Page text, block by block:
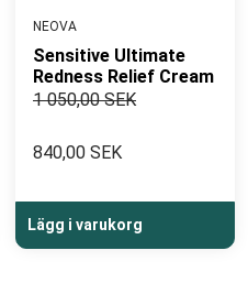
NEOVA
Sensitive Ultimate
Redness Relief Cream
1 050,00 SEK
840,00 SEK
Lägg i varukorg